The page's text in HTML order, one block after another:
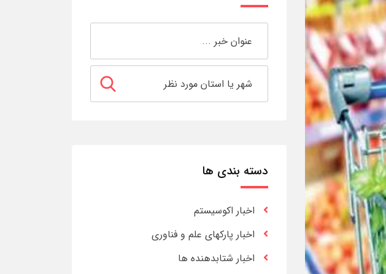
دسته بندی ها
اخبار اکوسیستم
اخبار پارکهای علم و فناوری
اخبار شتابدهنده ها